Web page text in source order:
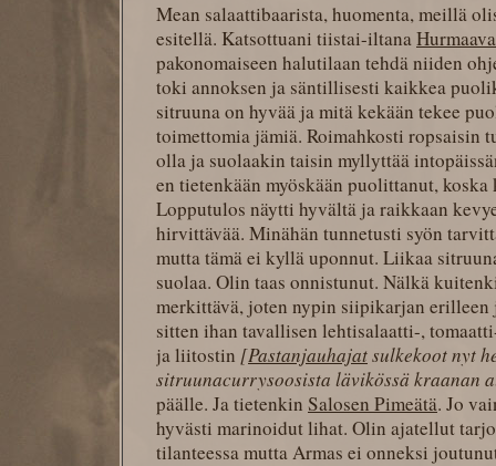
Mean salaattibaarista, huomenta, meillä
esitellä. Katsottuani tiistai-iltana
pakonomaiseen halutilaan tehdä niiden
toki annoksen ja säntillisesti kaikkea
sitruuna on hyvää ja mitä kekään tekee
toimettomia jämiä. Roimahkosti ropsaisin
olla ja suolaakin taisin myllyttää
en tietenkään myöskään puolittanut,
Lopputulos näytti hyvältä ja raikkaan
hirvittävää. Minähän tunnetusti syön
mutta tämä ei kyllä uponnut. Liikaa
suolaa. Olin taas onnistunut. Nälkä
merkittävä, joten nypin siipikarjan
sitten ihan tavallisen lehtisalaatti-,
ja liitostin [Pastanjauhajatsulkekoot nyt
sitruunacurrysoosista lävikössä kraanan
päälle. Ja tietenkin Salosen Pimeätä. Jo
hyvästi marinoidut lihat. Olin ajatellut
tilanteessa mutta Armas ei onneksi